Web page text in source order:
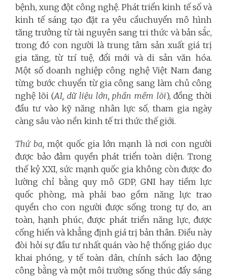
bệnh, xung đột công nghệ. Phát triển kinh tế số và
kinh tế sáng tạo đặt ra yêu cầuchuyển mô hình
tăng trưởng từ tài nguyên sang tri thức và bản sắc,
trong đó con người là trung tâm sản xuất giá trị
gia tăng, từ trí tuệ, đổi mới và di sản văn hóa.
Một số doanh nghiệp công nghệ Việt Nam đang
từng bước chuyển từ gia công sang làm chủ công
nghệ lõi (AI, dữ liệu lớn, phần mềm lõi), đồng thời
đầu tư vào kỹ năng nhân lực số, tham gia ngày
càng sâu vào nền kinh tế tri thức thế giới.
Thứ ba, một quốc gia lớn mạnh là nơi con người
được bảo đảm quyền phát triển toàn diện. Trong
thế kỷ XXI, sức mạnh quốc gia không còn được đo
lường chỉ bằng quy mô GDP, GNI hay tiềm lực
quốc phòng, mà phải bao gồm năng lực trao
quyền cho con người được sống trong tự do, an
toàn, hạnh phúc, được phát triển năng lực, được
cống hiến và khẳng định giá trị bản thân. Điều này
đòi hỏi sự đầu tư nhất quán vào hệ thống giáo dục
khai phóng, y tế toàn dân, chính sách lao động
công bằng và một môi trường sống thúc đẩy sáng